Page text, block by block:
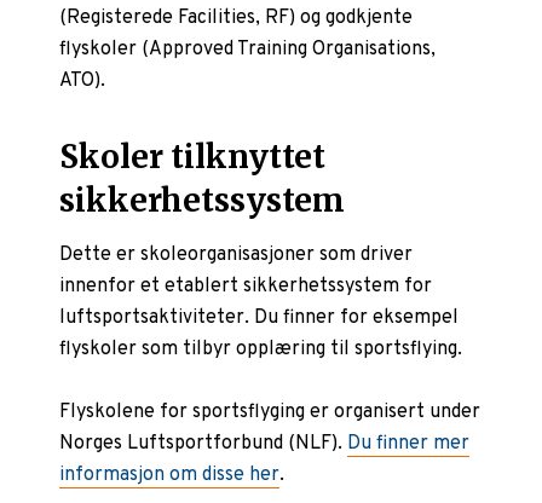
(Registerede Facilities, RF) og godkjente
flyskoler (Approved Training Organisations,
ATO).
Skoler tilknyttet
sikkerhetssystem
Dette er skoleorganisasjoner som driver
innenfor et etablert sikkerhetssystem for
luftsportsaktiviteter. Du finner for eksempel
flyskoler som tilbyr opplæring til sportsflying.
Flyskolene for sportsflyging er organisert under
Norges Luftsportforbund (NLF). Du finner mer
informasjon om disse her.